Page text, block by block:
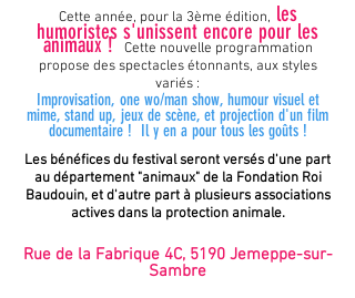
Cette année, pour la 3ème édition, les
humoristes s'unissent encore pour les
animaux ! Cette nouvelle programmation
propose des spectacles étonnants, aux styles
variés :
Improvisation, one wo/man show, humour visuel et
mime, stand up, jeux de scène, et projection d'un film
documentaire ! Il y en a pour tous les goûts !
Les bénéfices du festival seront versés d'une part
au département "animaux" de la Fondation Roi
Baudouin, et d'autre part à plusieurs associations
actives dans la protection animale.
Rue de la Fabrique 4C, 5190 Jemeppe-sur-
Sambre